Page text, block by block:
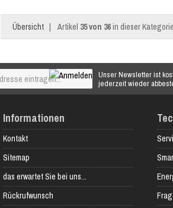
Übersicht | Artikel 35 von 36in dieser Kategorie
Unser Newsletter ist
jederzeit wieder
Informationen
Kontakt
Sitemap
das erwartet Sie bei uns...
Rückrufwunsch